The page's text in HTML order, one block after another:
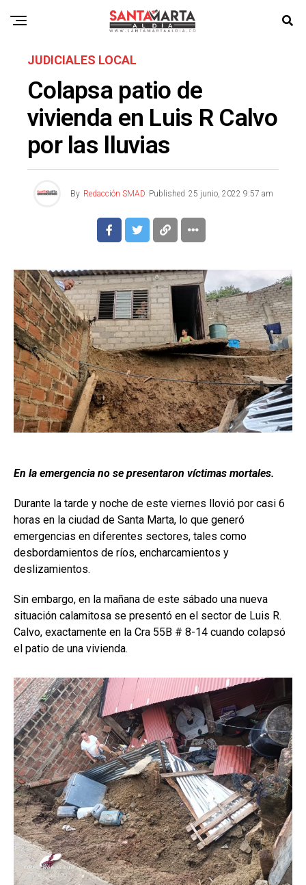
JUDICIALES LOCAL
Colapsa patio de
vivienda en Luis R Calvo
por las lluvias
By Redacción SMAD Published 25 junio, 2022 9:57 am
En la emergencia no se presentaron víctimas mortales.
Durante la tarde y noche de este viernes llovió por casi 6
horas en la ciudad de Santa Marta, lo que generó
emergencias en diferentes sectores, tales como
desbordamientos de ríos, encharcamientos y
deslizamientos.
Sin embargo, en la mañana de este sábado una nueva
situación calamitosa se presentó en el sector de Luis R.
Calvo, exactamente en la Cra 55B # 8-14 cuando colapsó
el patio de una vivienda.